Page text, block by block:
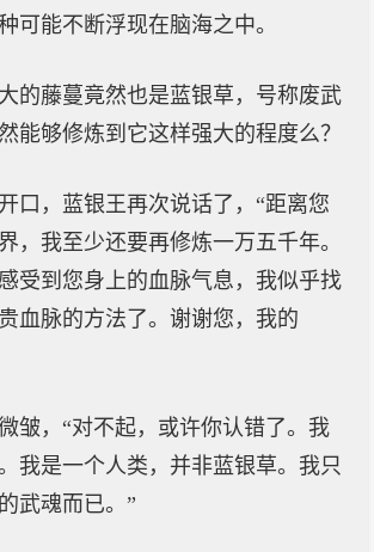
可能不断浮现在脑海之中。
的藤蔓竟然也是蓝银草，号称废武
能够修炼到它这样强大的程度么？
口，蓝银王再次说话了，“距离您
，我至少还要再修炼一万五千年。
受到您身上的血脉气息，我似乎找
血脉的方法了。谢谢您，我的
皱，“对不起，或许你认错了。我
我是一个人类，并非蓝银草。我只
武魂而已。”